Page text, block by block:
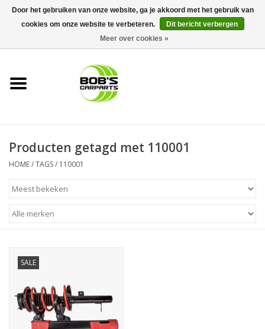
0 Artikelen - €0,00
KS TOOLS
Next Gereedschapswagens
Opbergsystemen
Automaterialen
Starten & laden
Diagnose & meten
Producten getagd met 110001
HOME/TAGS/ 110001
SALE
Door het gebruiken van onze website, ga je akkoord met het gebruik van
cookies om onze website te verbeteren.
Dit bericht verbergen
Meer over cookies »